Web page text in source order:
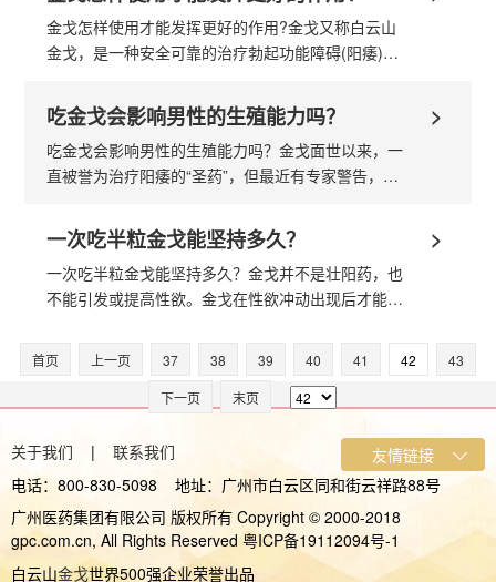
金戈怎样使用才能发挥更好的作用?金戈又称白云山
金戈，是一种安全可靠的治疗勃起功能障碍(阳痿)的
用才能发挥很好的作用...
吃金戈会影响男性的生殖能力吗？ >
吃金戈会影响男性的生殖能力吗？金戈面世以来，一
直被誉为治疗阳痿的“圣药”，但最近有专家警告，这
金戈会影响男性的生殖能力吗做出...
一次吃半粒金戈能坚持多久？ >
一次吃半粒金戈能坚持多久？金戈并不是壮阳药，也
不能引发或提高性欲。金戈在性欲冲动出现后才能起
复正常，并不会使勃起功能、勃起时...
首页 上一页 37 38 39 40 41 42
43
下一页
末页
关于我们 | 联系我们
电话：800-830-5098 地址：广州市白云区同和街云祥路88号
广州医药集团有限公司 版权所有 Copyright © 2000-2018
gpc.com.cn, All Rights Reserved 粤ICP备19112094号-1
白云山金戈世界500强企业荣誉出品